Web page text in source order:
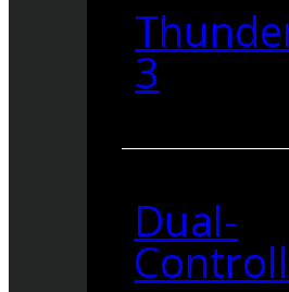
3
Dual-